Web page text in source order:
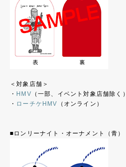
＜対象店舗＞
・ HMV （一部、イベント対象店舗除く）
・ ローチケHMV （オンライン）
■ロンリーナイト・オーナメント（青）